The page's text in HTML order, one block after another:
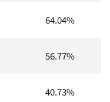
64.04%
56.77%
40.73%